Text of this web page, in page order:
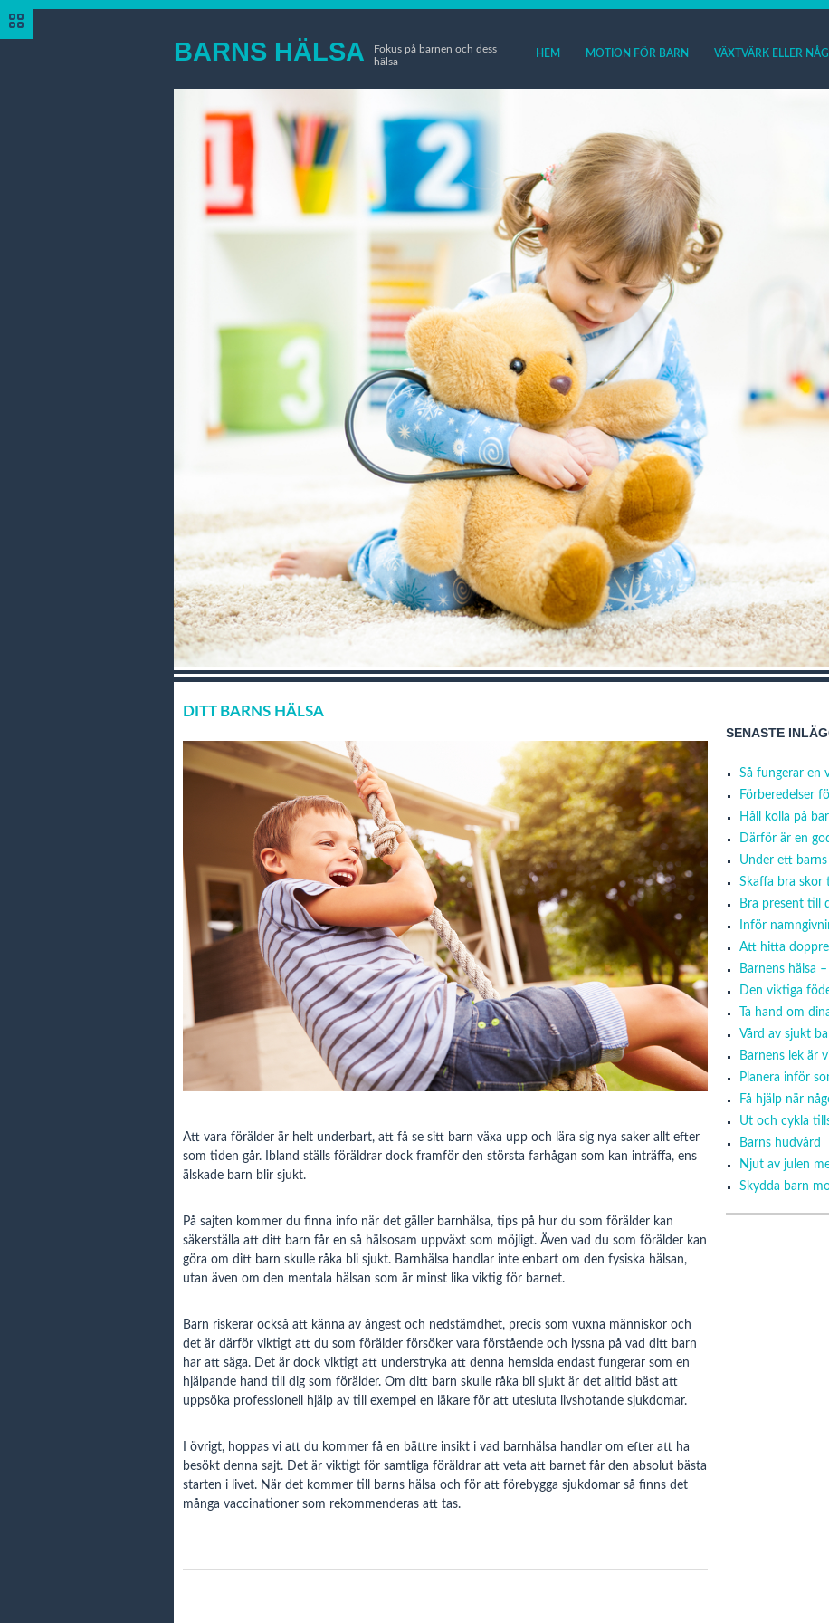
HEM MOTION FÖR BARN VÄXTVÄRK ELLER
BARNS HÄLSA
Fokus på barnen och dess
hälsa
DITT BARNS HÄLSA
Att vara förälder är helt underbart, att få se sitt barn växa upp och lära sig nya saker allt efter
som tiden går. Ibland ställs föräldrar dock framför den största farhågan som kan inträffa, ens
älskade barn blir sjukt.
På sajten kommer du finna info när det gäller barnhälsa, tips på hur du som förälder kan
säkerställa att ditt barn får en så hälsosam uppväxt som möjligt. Även vad du som förälder kan
göra om ditt barn skulle råka bli sjukt. Barnhälsa handlar inte enbart om den fysiska hälsan,
utan även om den mentala hälsan som är minst lika viktig för barnet.
Barn riskerar också att känna av ångest och nedstämdhet, precis som vuxna människor och
det är därför viktigt att du som förälder försöker vara förstående och lyssna på vad ditt barn
har att säga. Det är dock viktigt att understryka att denna hemsida endast fungerar som en
hjälpande hand till dig som förälder. Om ditt barn skulle råka bli sjukt är det alltid bäst att
uppsöka professionell hjälp av till exempel en läkare för att utesluta livshotande sjukdomar.
I övrigt, hoppas vi att du kommer få en bättre insikt i vad barnhälsa handlar om efter att ha
besökt denna sajt. Det är viktigt för samtliga föräldrar att veta att barnet får den absolut bästa
starten i livet. När det kommer till barns hälsa och för att förebygga sjukdomar så finns det
många vaccinationer som rekommenderas att tas.
SENASTE
Så fungerar en
Förberedelser
Håll kolla på
Därför är en
Under ett
Skaffa bra skor
Bra present till
Inför
Att hitta
Barnens hälsa
Den viktiga
Ta hand om
Vård av sjukt
Barnens lek är
Planera inför
Få hjälp när
Ut och cykla
Barns hudvård
Njut av julen
Skydda barn